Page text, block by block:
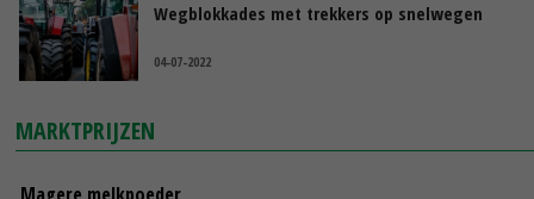
Wegblokkades met trekkers op snelwegen
04-07-2022
MARKTPRIJZEN